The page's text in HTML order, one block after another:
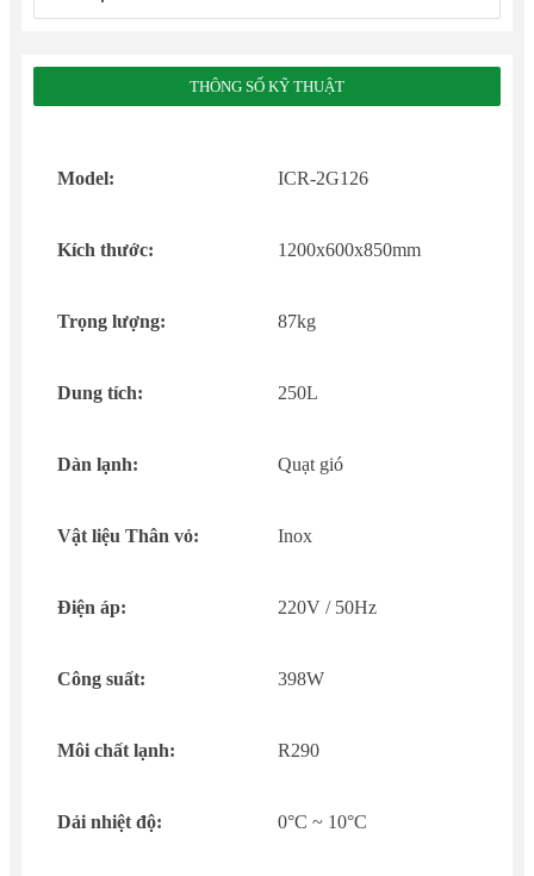
THÔNG SỐ KỸ THUẬT
Model: ICR-2G126
Kích thước: 1200x600x850mm
Trọng lượng: 87kg
Dung tích: 250L
Dàn lạnh: Quạt gió
Vật liệu Thân vỏ: Inox
Điện áp: 220V / 50Hz
Công suất: 398W
Môi chất lạnh: R290
Dải nhiệt độ: 0°C ~ 10°C